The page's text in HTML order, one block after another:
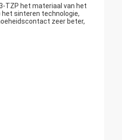
TZP het materiaal van het
het sinteren technologie,
zeer beter,